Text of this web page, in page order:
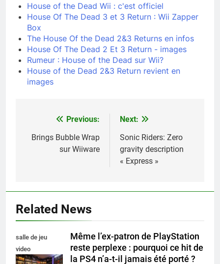
House of the Dead Wii : c'est officiel
House Of The Dead 3 et 3 Return : Wii Zapper
Box
The House Of the Dead 2&3 Returns en infos
House Of The Dead 2 Et 3 Return - images
Rumeur : House of the Dead sur Wii?
House of the Dead 2&3 Return revient en
images
Navigation
de
Previous:
Brings Bubble Wrap
sur Wiiware
Next:
Sonic Riders: Zero
gravity description
« Express »
Related News
salle de jeu
video
collectionneur
Même l’ex-patron de PlayStation
reste perplexe : pourquoi ce hit de
la PS4 n’a-t-il jamais été porté ?